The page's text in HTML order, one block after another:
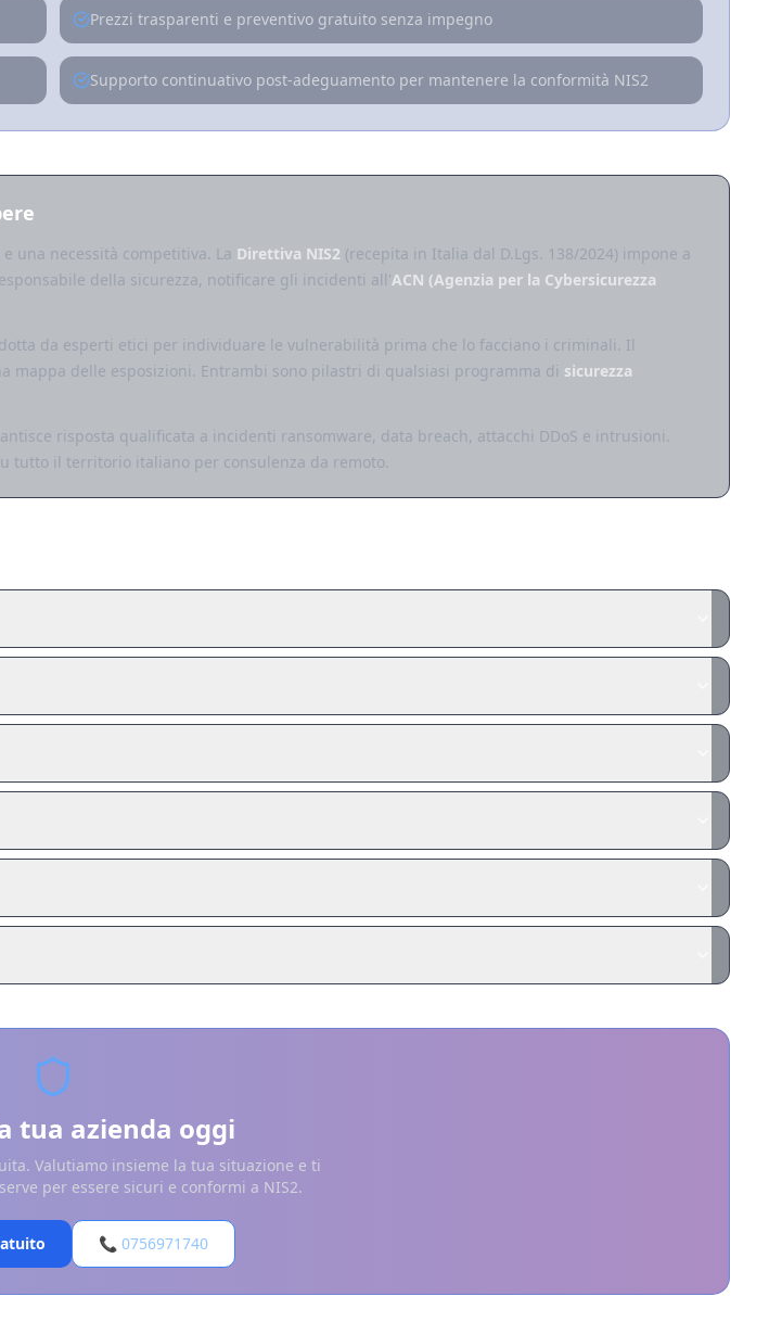
Prezzi trasparenti e preventivo gratuito senza impegno
Supporto continuativo post-adeguamento per mantenere la conformità NIS2
una necessità competitiva. La Direttiva NIS2 (recepita in Italia dal D.Lgs. 138/2024) impone a
della sicurezza, notificare gli incidenti all'ACN (Agenzia per la Cybersicurezza
da esperti etici per individuare le vulnerabilità prima che lo facciano i criminali. Il
mappa delle esposizioni. Entrambi sono pilastri di qualsiasi programma di sicurezza
risposta qualificata a incidenti ransomware, data breach, attacchi DDoS e intrusioni.
tutto il territorio italiano per consulenza da remoto.
tua azienda oggi
Valutiamo insieme la tua situazione e ti
per essere sicuri e conformi a NIS2.
📞 0756971740